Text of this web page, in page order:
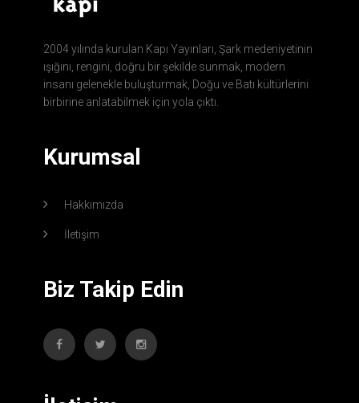
2004 yılında kurulan Kapı Yayınları, Şark medeniyetinin
ışığını, rengini, doğru bir şekilde sunmak, modern
insanı gelenekle buluşturmak, Doğu ve Batı kültürlerini
birbirine anlatabilmek için yola çıktı.
Kurumsal
Hakkımızda
İletişim
Biz Takip Edin